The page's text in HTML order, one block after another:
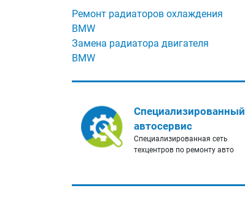
Ремонт радиаторов охлаждения
BMW
Замена радиатора двигателя
BMW
Специализированный
автосервис
Специализированная сеть
техцентров по ремонту авто